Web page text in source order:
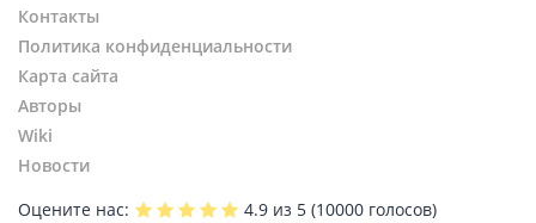
Контакты
Политика конфиденциальности
Карта сайта
Авторы
Wiki
Новости
Оцените нас:
4.9 из 5 (10000 голосов)